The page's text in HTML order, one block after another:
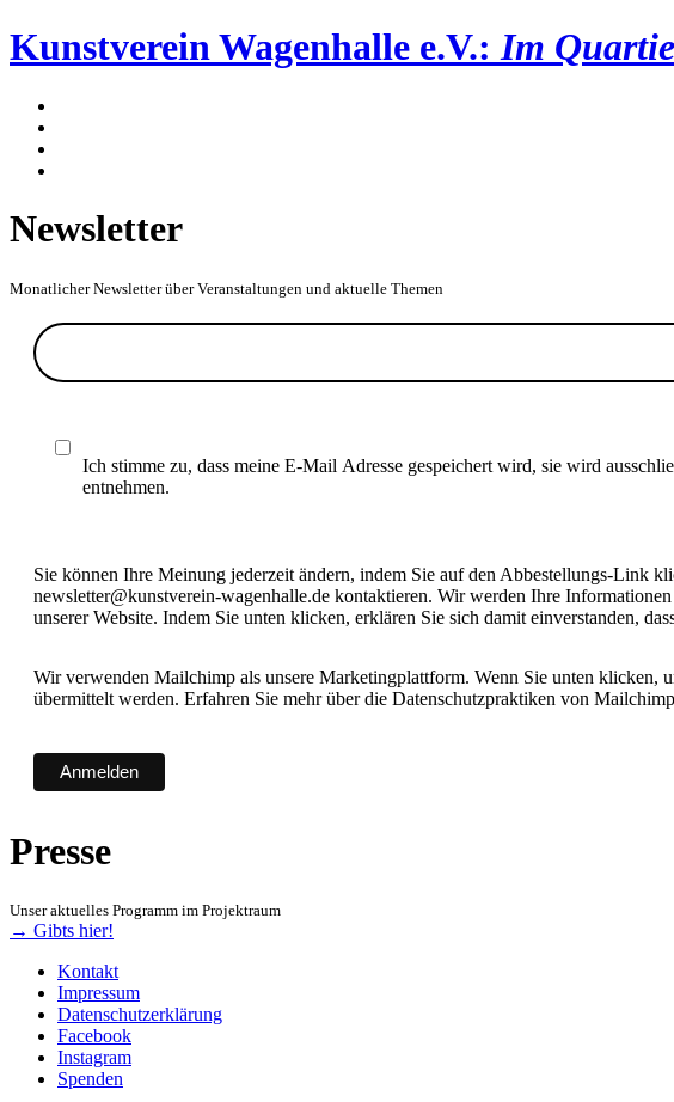
Kunstverein Wagenhalle e.V.:Im
Newsletter
Monatlicher Newsletter über Veranstaltungen und aktuelle Themen
Ich stimme zu, dass meine E-Mail Adresse gespeichert wird, sie wird
entnehmen.
Sie können Ihre Meinung jederzeit ändern, indem Sie auf den Abbestellungs-Link
newsletter@kunstverein-wagenhalle.de kontaktieren. Wir werden Ihre
unserer Website. Indem Sie unten klicken, erklären Sie sich damit einverstanden,
Wir verwenden Mailchimp als unsere Marketingplattform. Wenn Sie unten klicken,
übermittelt werden. Erfahren Sie mehr über die Datenschutzpraktiken von
Presse
Unser aktuelles Programm im Projektraum
→ Gibts hier!
Kontakt
Impressum
Datenschutzerklärung
Facebook
Instagram
Spenden